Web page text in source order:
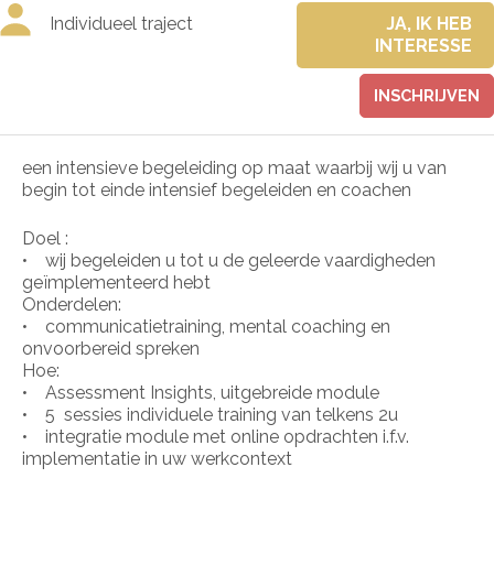
Individueel traject
JA, IK HEB
INTERESSE
INSCHRIJVEN
een intensieve begeleiding op maat waarbij wij u van
begin tot einde intensief begeleiden en coachen
Doel :
• wij begeleiden u tot u de geleerde vaardigheden
geïmplementeerd hebt
Onderdelen:
• communicatietraining, mental coaching en
onvoorbereid spreken
Hoe:
• Assessment Insights, uitgebreide module
• 5 sessies individuele training van telkens 2u
• integratie module met online opdrachten i.f.v.
implementatie in uw werkcontext